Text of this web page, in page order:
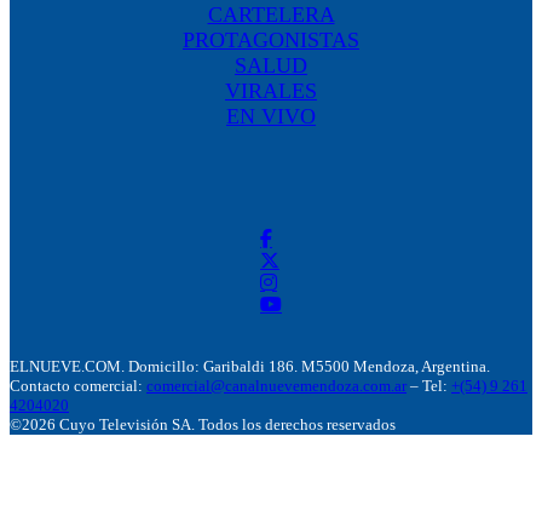
CARTELERA
PROTAGONISTAS
SALUD
VIRALES
EN VIVO
ELNUEVE.COM. Domicillo: Garibaldi 186. M5500 Mendoza, Argentina.
Contacto comercial: comercial@canalnuevemendoza.com.ar – Tel: +(54) 9 261
4204020
©2026 Cuyo Televisión SA. Todos los derechos reservados